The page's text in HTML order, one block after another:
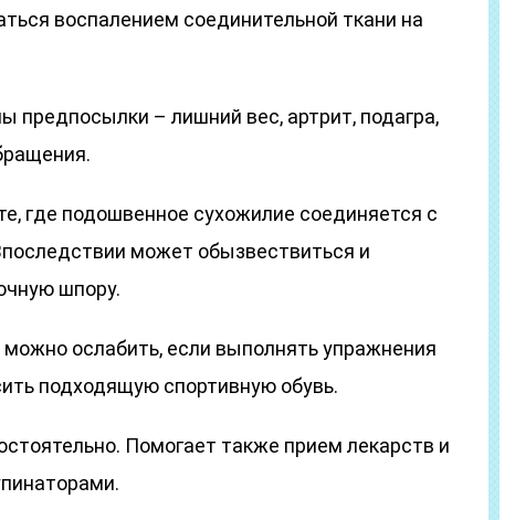
воспалением соединительной ткани на
предпосылки – лишний вес, артрит, подагра,
где подошвенное сухожилие соединяется с
может обызвествиться и
шпору.
можно ослабить, если выполнять упражнения
подходящую спортивную обувь.
Помогает также прием лекарств и